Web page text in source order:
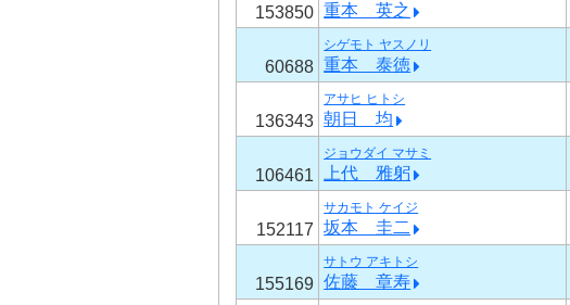
153850 重本 英之
60688
シゲモト ヤスノリ
重本 泰徳
136343
アサヒ ヒトシ
朝日 均
106461
ジョウダイ マサミ
上代 雅躬
152117
サカモト ケイジ
坂本 圭二
155169
サトウ アキトシ
佐藤 章寿